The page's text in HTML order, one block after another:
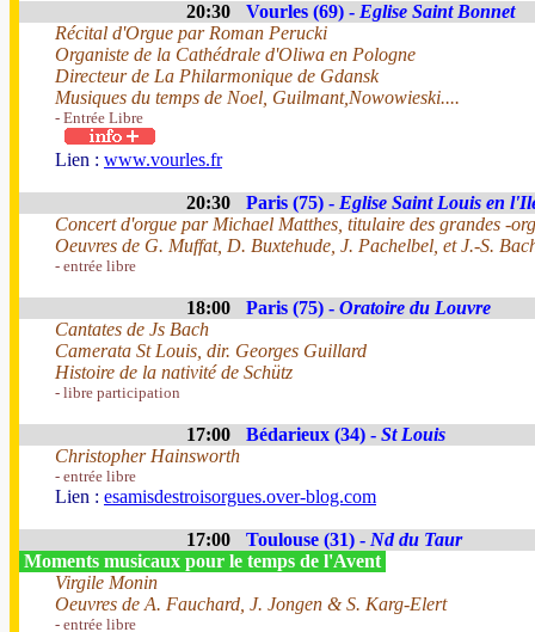
20:30 Vourles (69) - Eglise Saint Bonnet
Récital d'Orgue par Roman Perucki
Organiste de la Cathédrale d'Oliwa en Pologne
Directeur de La Philarmonique de Gdansk
Musiques du temps de Noel, Guilmant,Nowowieski....
- Entrée Libre
Lien : www.vourles.fr
20:30 Paris (75) - Eglise Saint Louis en
Concert d'orgue par Michael Matthes, titulaire des grandes -
Oeuvres de G. Muffat, D. Buxtehude, J. Pachelbel, et J.-S.
- entrée libre
18:00 Paris (75) - Oratoire du Louvre
Cantates de Js Bach
Camerata St Louis, dir. Georges Guillard
Histoire de la nativité de Schütz
- libre participation
17:00 Bédarieux (34) - St Louis
Christopher Hainsworth
- entrée libre
Lien : esamisdestroisorgues.over-blog.com
17:00 Toulouse (31) - Nd du Taur
Moments musicaux pour le temps de l'Avent
Virgile Monin
Oeuvres de A. Fauchard, J. Jongen & S. Karg-Elert
- entrée libre